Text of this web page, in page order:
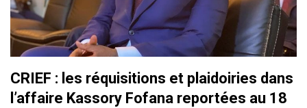
CRIEF : les réquisitions et plaidoiries dans
l’affaire Kassory Fofana reportées au 18